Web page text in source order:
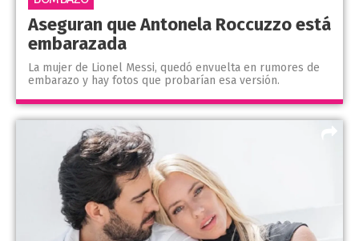
Aseguran que Antonela Roccuzzo está
embarazada
La mujer de Lionel Messi, quedó envuelta en rumores de
embarazo y hay fotos que probarían esa versión.